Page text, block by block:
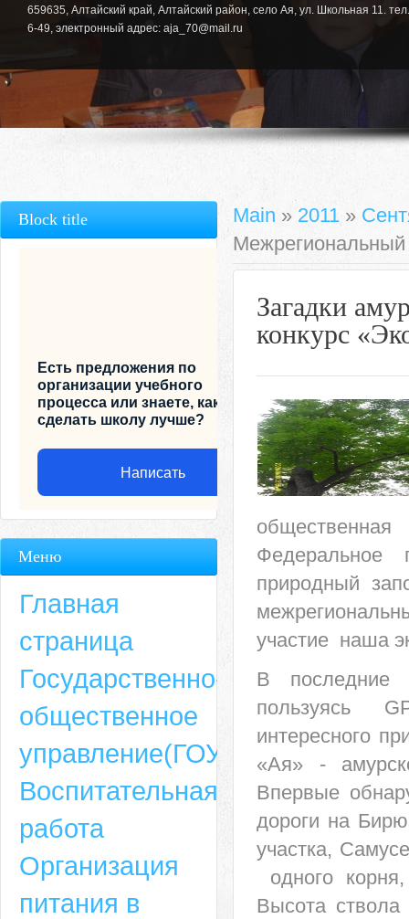
659635, Алтайский край, Алтайский район, село Ая, ул. Школьная 11.
6-49, электронный адрес: aja_70@mail.ru
Адрес
659635, Алтайский край, Алтайский район, село Ая, ул. Школьная 11.
6-49, электронный адрес: aja_70@mail.ru
Main » 2011 »
Межрегиональный
Загадки
конкурс
общественная
Федеральное
природный
участие наша
В последние
пользуясь
интересного
«Ая» -
Впервые
дороги на
участка,
одного
Высота ствола
Block title
Есть предложения по
организации учебного
процесса или знаете, как
сделать школу лучше?
Написать
Меню
Главная
страница
Государственно-
общественное
управление(ГОУ)
Воспитательная
работа
Организация
питания в